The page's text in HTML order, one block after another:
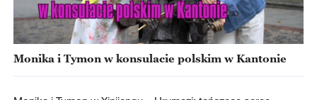
Monika i Tymon w konsulacie polskim w Kantonie